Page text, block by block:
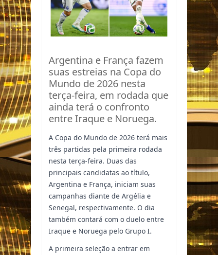
Argentina e França fazem
suas estreias na Copa do
Mundo de 2026 nesta
terça-feira, em rodada que
ainda terá o confronto
entre Iraque e Noruega.
A Copa do Mundo de 2026 terá mais
três partidas pela primeira rodada
nesta terça-feira. Duas das
principais candidatas ao título,
Argentina e França, iniciam suas
campanhas diante de Argélia e
Senegal, respectivamente. O dia
também contará com o duelo entre
Iraque e Noruega pelo Grupo I.
A primeira seleção a entrar em